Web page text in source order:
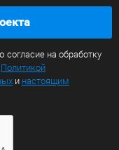
на обработку
Политикой
и настоящим